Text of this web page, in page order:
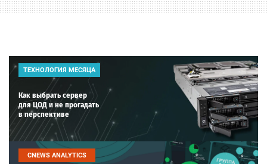
ТЕХНОЛОГИЯ МЕСЯЦА
Как выбрать сервер
для ЦОД и не прогадать
в перспективе
CNEWS ANALYTICS